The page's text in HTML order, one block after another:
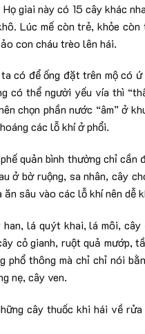
giai này có 15 cây khác
Lúc mế còn trẻ, khỏe
con cháu trèo lên hái.
có để ống đặt trên mộ có ứ
thể người yếu vía thì
chọn phần nước “âm” ở
các lỗ khí ở phổi.
quản bình thường chỉ cần
ở bờ ruộng, sa nhân, cây
sâu vào các lỗ khí nên dễ
lá quýt khai, lá môi,
cỏ gianh, ruột quả mướp,
phổ thông mà chỉ chỉ nói
nẹ, cây ven.
cây thuốc khi hái về